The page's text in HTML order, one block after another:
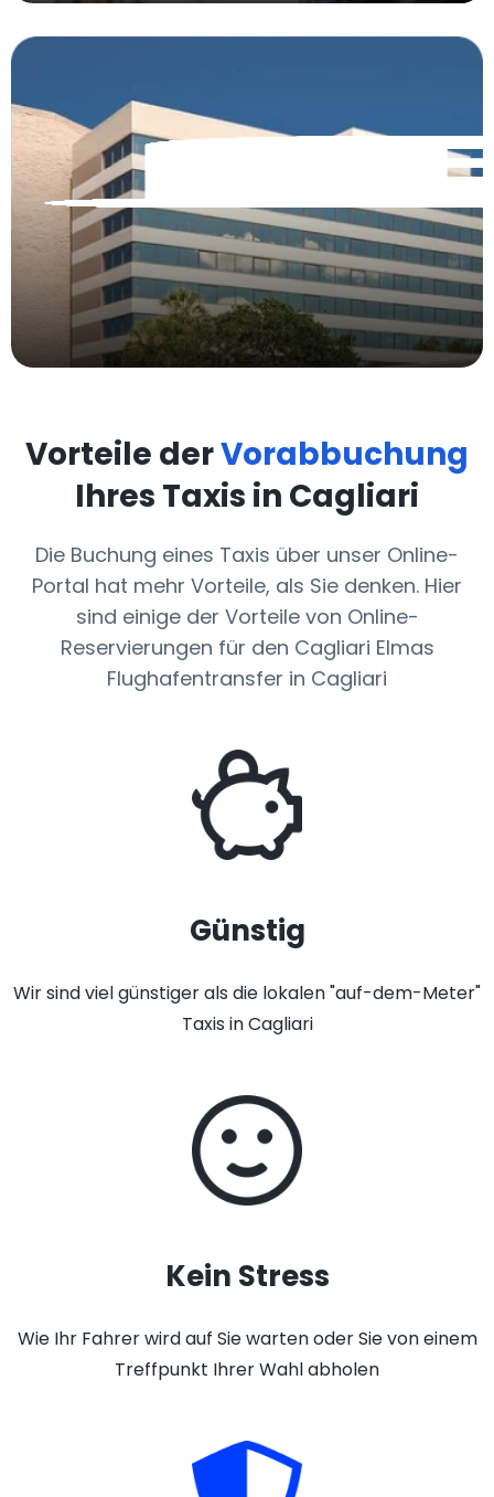
Vorteile derVorabbuchung
Ihres Taxis in Cagliari
Die Buchung eines Taxis über unser Online-
Portal hat mehr Vorteile, als Sie denken. Hier
sind einige der Vorteile von Online-
Reservierungen für den Cagliari Elmas
Flughafentransfer in Cagliari
Günstig
Wir sind viel günstiger als die lokalen "auf-dem-Meter"
Taxis in Cagliari
Kein Stress
Wie Ihr Fahrer wird auf Sie warten oder Sie von einem
Treffpunkt Ihrer Wahl abholen